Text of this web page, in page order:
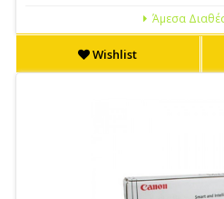
Άμεσα
Wishlist